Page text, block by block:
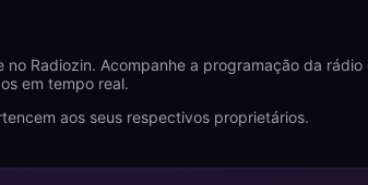
no Radiozin. Acompanhe a programação da rádio
em tempo real.
aos seus respectivos proprietários.